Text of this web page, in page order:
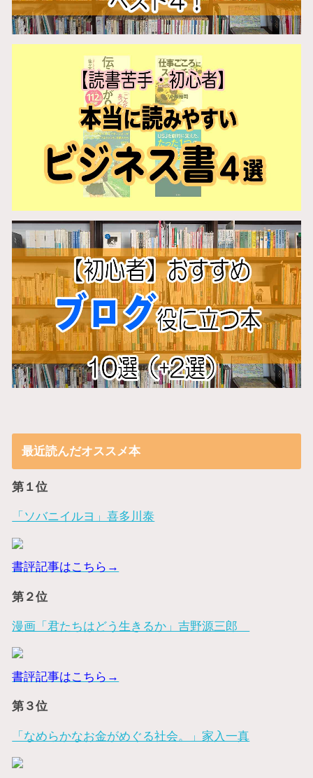
最近読んだオススメ本
第１位
「ソバニイルヨ」喜多川泰
書評記事はこちら→
第２位
漫画「君たちはどう生きるか」吉野源三郎
書評記事はこちら→
第３位
「なめらかなお金がめぐる社会。」家入一真